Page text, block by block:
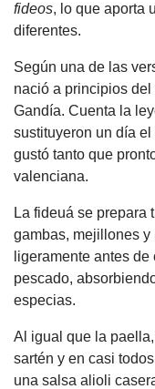
fideos, lo que aporta
diferentes.
Según una de las
nació a principios
Gandía. Cuenta la
sustituyeron un día
gustó tanto que
valenciana.
La fideuá se prepara
gambas, mejillones y
ligeramente antes
pescado,
especias.
Al igual que la
sartén y en casi
una salsa alioli